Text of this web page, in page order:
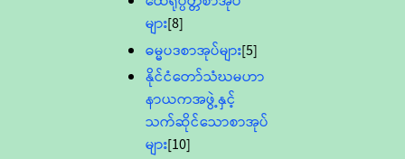
များ[8]
ဓမ္မပဒစာအုပ်များ[5]
နိုင်ငံတော်သံဃမဟာ
နာယကအဖွဲ့နှင့်
သက်ဆိုင်သောစာအုပ်
များ[10]